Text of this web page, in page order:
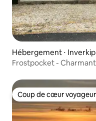
Hébergement ⋅ Inverkip
Frostpocket -
Coup de cœur
Coup de cœur